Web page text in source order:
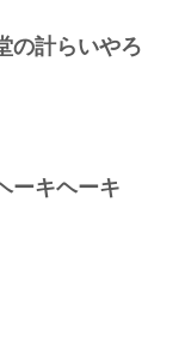
の計らいやろ
ーキヘーキ